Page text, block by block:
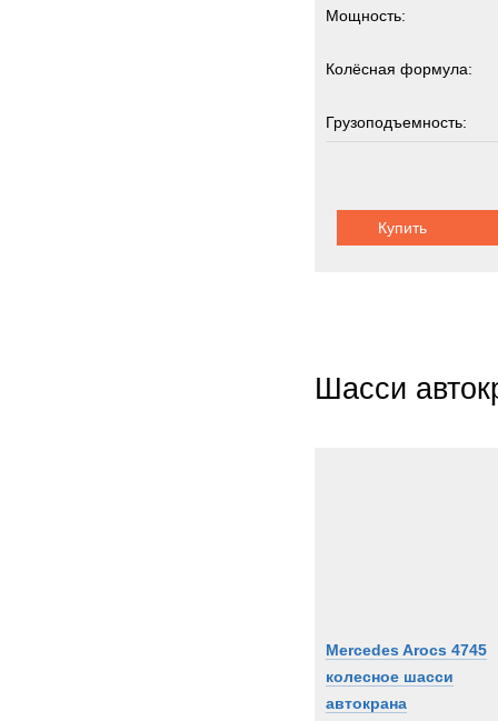
Мощность:
Колёсная формула:
Грузоподъемность:
Купить
Шасси
Mercedes Arocs 4745
колесное шасси
автокрана